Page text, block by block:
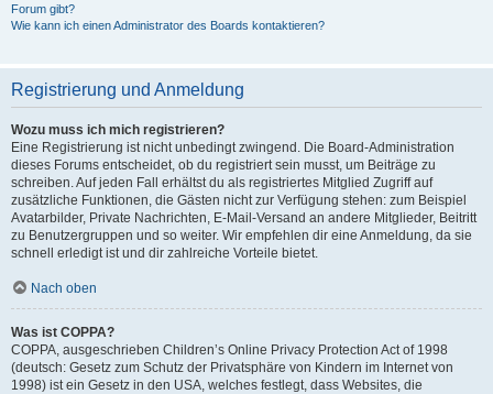
Forum gibt?
Wie kann ich einen Administrator des Boards kontaktieren?
Registrierung und Anmeldung
Wozu muss ich mich registrieren?
Eine Registrierung ist nicht unbedingt zwingend. Die Board-Administration
dieses Forums entscheidet, ob du registriert sein musst, um Beiträge zu
schreiben. Auf jeden Fall erhältst du als registriertes Mitglied Zugriff auf
zusätzliche Funktionen, die Gästen nicht zur Verfügung stehen: zum Beispiel
Avatarbilder, Private Nachrichten, E-Mail-Versand an andere Mitglieder, Beitritt
zu Benutzergruppen und so weiter. Wir empfehlen dir eine Anmeldung, da sie
schnell erledigt ist und dir zahlreiche Vorteile bietet.
Nach oben
Was ist COPPA?
COPPA, ausgeschrieben Children’s Online Privacy Protection Act of 1998
(deutsch: Gesetz zum Schutz der Privatsphäre von Kindern im Internet von
1998) ist ein Gesetz in den USA, welches festlegt, dass Websites, die